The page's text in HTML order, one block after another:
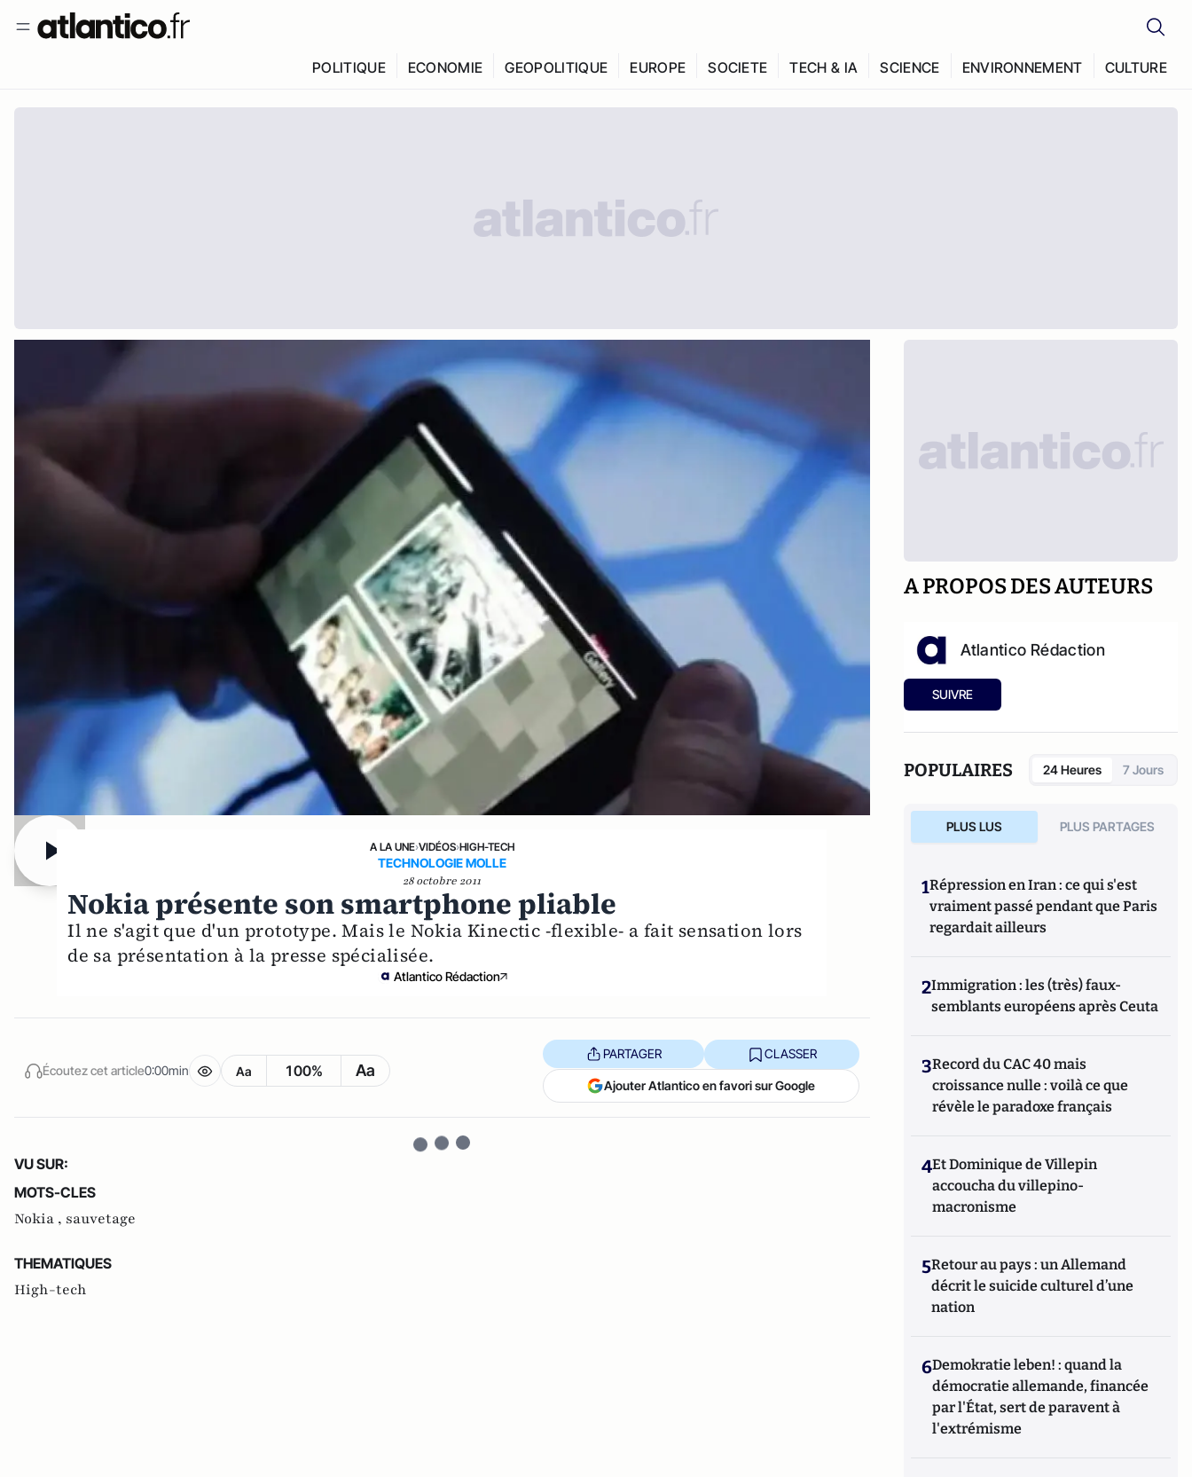
POLITIQUE ECONOMIE GEOPOLITIQUE EUROPE SOCIETE TECH & IA SCIENCE ENVIRONNEMENT CULTURE
A LA UNE›VIDÉOS›HIGH-TECH
TECHNOLOGIE MOLLE
28 octobre 2011
Nokia présente son smartphone pliable
Il ne s'agit que d'un prototype. Mais le Nokia Kinectic -flexible- a fait sensation lors
de sa présentation à la presse spécialisée.
Atlantico Rédaction
Écoutez cet article0:00min Aa 100% Aa
PARTAGER CLASSER
Ajouter Atlantico en favori sur Google
VU SUR:
MOTS-CLES
Nokia , sauvetage
THEMATIQUES
High-tech
A PROPOS DES AUTEURS
Atlantico Rédaction
SUIVRE
POPULAIRES 24 Heures 7 Jours
PLUS LUS PLUS PARTAGES
1Répression en Iran : ce qui s'est
vraiment passé pendant que Paris
regardait ailleurs
2Immigration : les (très) faux-
semblants européens après Ceuta
3Record du CAC 40 mais
croissance nulle : voilà ce que
révèle le paradoxe français
4Et Dominique de Villepin
accoucha du villepino-
macronisme
5Retour au pays : un Allemand
décrit le suicide culturel d’une
nation
6Demokratie leben! : quand la
démocratie allemande, financée
par l'État, sert de paravent à
l'extrémisme